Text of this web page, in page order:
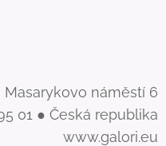
Masarykovo náměstí 6
01 ● Česká republika
www.galori.eu